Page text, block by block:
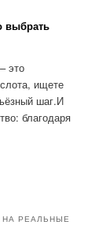
выбрать
это
ищете
шаг.И
благодаря
НА РЕАЛЬНЫЕ